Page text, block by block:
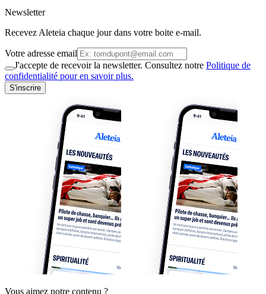
Newsletter
Recevez Aleteia chaque jour dans votre boite e-mail.
Votre adresse email
J'accepte de recevoir la newsletter. Consultez notre Politique de
confidentialité pour en savoir plus.
S'inscrire
Vous aimez notre contenu ?